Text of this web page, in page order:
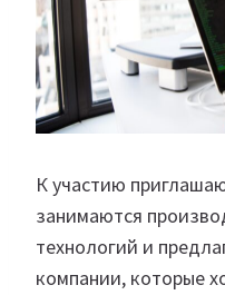
К участию
занимаются
технологий и
компании, которые